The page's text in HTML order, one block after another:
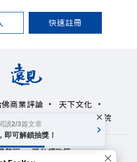
快速註冊
佛商業評論
天下文化
領導影響力學院
聲明 隱私權政策
讀2/3篇文章
即可解鎖抽獎！
×